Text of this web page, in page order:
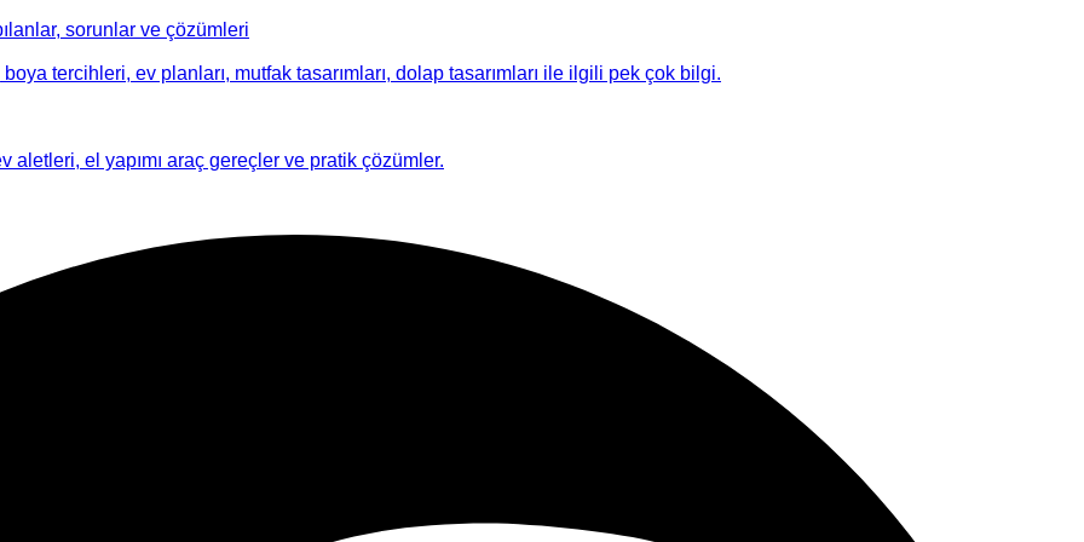
sorunlar ve çözümleri
tercihleri, ev planları, mutfak tasarımları, dolap tasarımları ile ilgili pek çok bilgi.
el yapımı araç gereçler ve pratik çözümler.